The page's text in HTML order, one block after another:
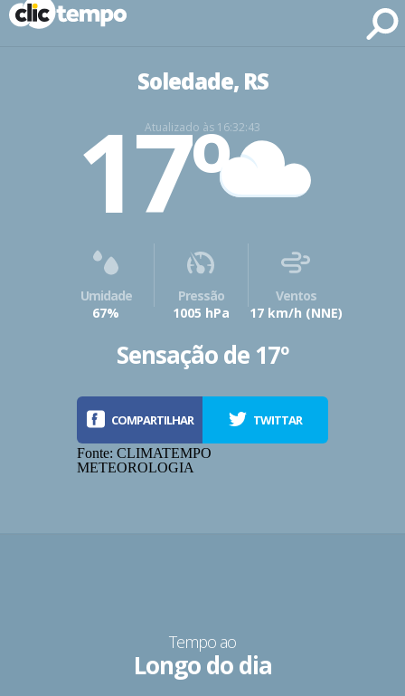
Soledade, RS
Fonte: CLIMATEMPO METEOROLOGIA
Atualizado às 16:32:43
17º
Umidade
67%
Pressão
1005 hPa
Ventos
17 km/h (NNE)
Sensação de 17º
COMPARTILHAR TWITTAR
Fonte: CLIMATEMPO
METEOROLOGIA
Tempo ao
Longo do dia